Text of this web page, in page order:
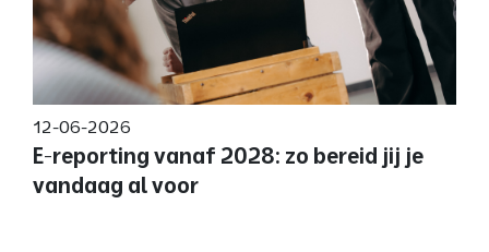
12-06-2026
E-reporting vanaf 2028: zo bereid jij je
vandaag al voor